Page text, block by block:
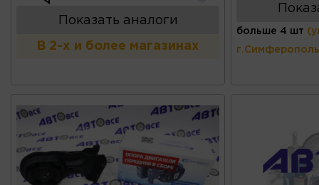
Показать аналоги
В 2-х и более магазинах
больше 4 шт